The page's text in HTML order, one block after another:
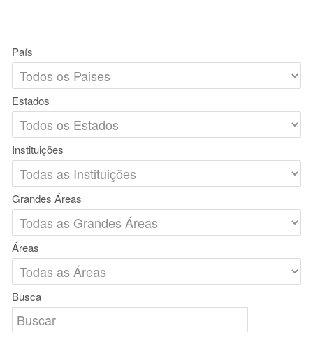
País
Estados
Instituições
Grandes Áreas
Áreas
Busca